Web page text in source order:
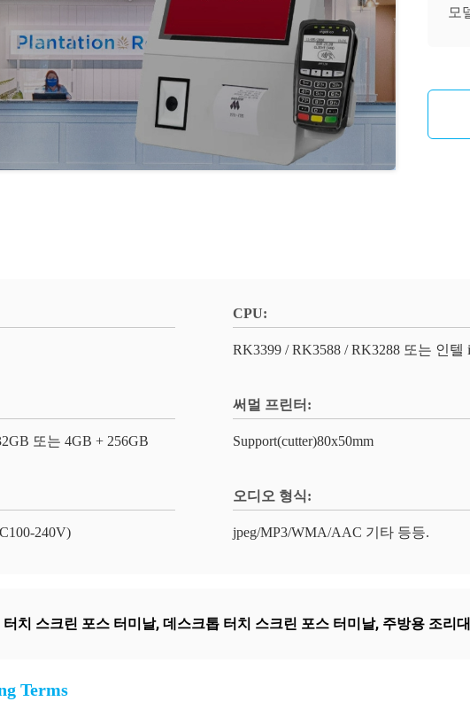
모
CPU:
RK3399 / RK3588 / RK3288 또는 인텔
또는 4GB + 256GB
써멀 프린터:
Support(cutter)80x50mm
240V)
오디오 형식:
jpeg/MP3/WMA/AAC 기타 등등.
터치 스크린 포스 터미날, 데스크톱 터치 스크린 포스 터미날, 주방용 조리
Terms